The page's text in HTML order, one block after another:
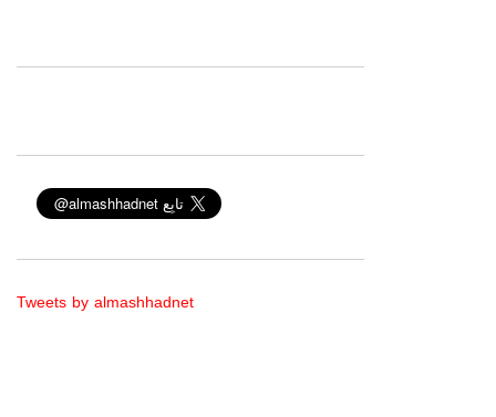
Tweets by almashhadnet